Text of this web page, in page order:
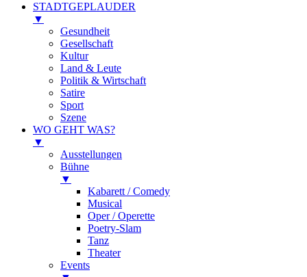
STADTGEPLAUDER
▼
Gesundheit
Gesellschaft
Kultur
Land & Leute
Politik & Wirtschaft
Satire
Sport
Szene
WO GEHT WAS?
▼
Ausstellungen
Bühne
▼
Kabarett / Comedy
Musical
Oper / Operette
Poetry-Slam
Tanz
Theater
Events